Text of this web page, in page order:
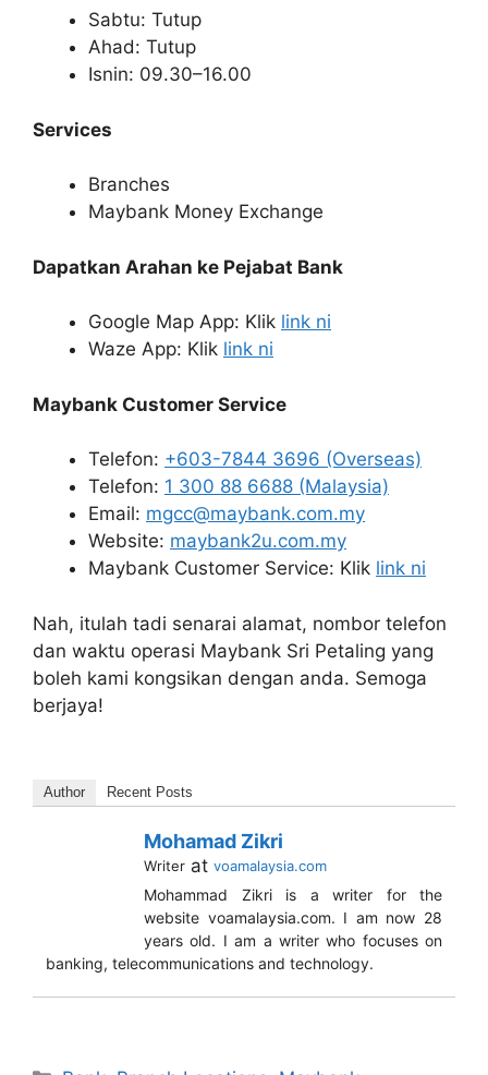
Sabtu: Tutup
Ahad: Tutup
Isnin: 09.30–16.00
Services
Branches
Maybank Money Exchange
Dapatkan Arahan ke Pejabat Bank
Google Map App: Klik link ni
Waze App: Klik link ni
Maybank Customer Service
Telefon: +603-7844 3696 (Overseas)
Telefon: 1 300 88 6688 (Malaysia)
Email: mgcc@maybank.com.my
Website: maybank2u.com.my
Maybank Customer Service: Klik link ni
Nah, itulah tadi senarai alamat, nombor telefon
dan waktu operasi Maybank Sri Petaling yang
boleh kami kongsikan dengan anda. Semoga
berjaya!
Author Recent Posts
Mohamad Zikri
Writer at voamalaysia.com
Mohammad Zikri is a writer for the
website voamalaysia.com. I am now 28
years old. I am a writer who focuses on
banking, telecommunications and technology.